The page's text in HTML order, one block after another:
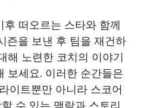
후 떠오르는 스타와 함께
즌을 보낸 후 팀을 재건하
해 노련한 코치의 이야기
보세요. 이러한 순간들은
이트뿐만 아니라 스코어